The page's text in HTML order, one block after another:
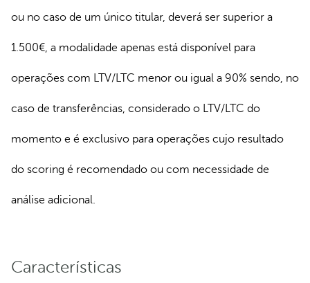
ou no caso de um único titular, deverá ser superior a
1.500€, a modalidade apenas está disponível para
operações com LTV/LTC menor ou igual a 90% sendo, no
caso de transferências, considerado o LTV/LTC do
momento e é exclusivo para operações cujo resultado
do scoring é recomendado ou com necessidade de
análise adicional.
Características